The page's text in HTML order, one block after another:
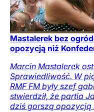
Mastalerek bez
opozycją niż
Marcin Mastalerek
Sprawiedliwość. W
RMF FM były szef
stwierdził, że partia
dziś gorszą opozycją